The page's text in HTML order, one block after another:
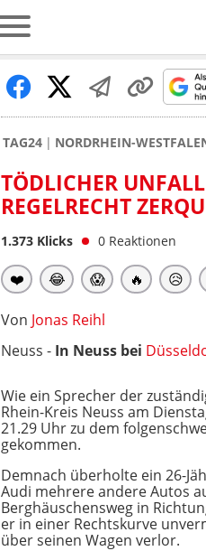
TAG24 NORDRHEIN-
TÖDLICHER
REGELRECHT
1.373 Klicks 0 Reaktionen
❤️ 😂 😱 🔥 😥
Von Jonas Reihl
Neuss - In Neuss bei
Wie ein Sprecher der
Rhein-Kreis Neuss am
21.29 Uhr zu dem
gekommen.
Demnach überholte ein 26-
Audi mehrere andere Autos
Berghäuschensweg in
er in einer Rechtskurve
über seinen Wagen verlor.